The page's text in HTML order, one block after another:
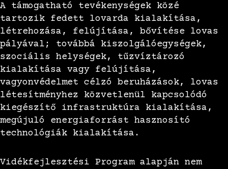
A támogatható tevékenységek közé
tartozik fedett lovarda kialakítása,
létrehozása, felújítása, bővítése lovas
pályával; továbbá kiszolgálóegységek,
szociális helységek, tűzvíztározó
kialakítása vagy felújítása,
vagyonvédelmet célzó beruházások, lovas
létesítményhez közvetlenül kapcsolódó
kiegészítő infrastruktúra kialakítása,
megújuló energiaforrást hasznosító
technológiák kialakítása.
Vidékfejlesztési Program alapján nem